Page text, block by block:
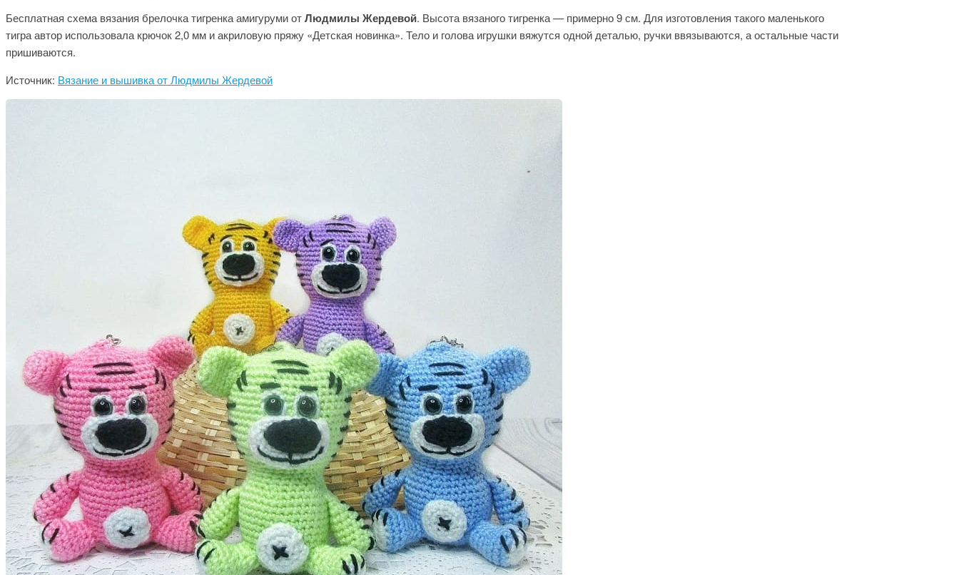
Бесплатная схема вязания брелочка тигренка амигуруми отЛюдмилы Жердевой. Высота вязаного тигренка — примерно 9 см. Для изготовления такого маленького
тигра автор использовала крючок 2,0 мм и акриловую пряжу «Детская новинка». Тело и голова игрушки вяжутся одной деталью, ручки ввязываются, а остальные части
пришиваются.
Источник: Вязание и вышивка от Людмилы Жердевой